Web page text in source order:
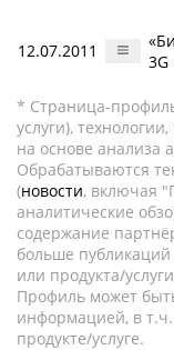
12.07.2011
* Страница-
услуги),
на основе анализа
Обрабатываются
(новости, включая
аналитические
содержание
больше
или продукта/
Профиль может
информацией, в
продукте/услуге.